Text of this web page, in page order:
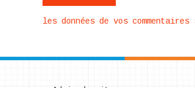
les données de vos